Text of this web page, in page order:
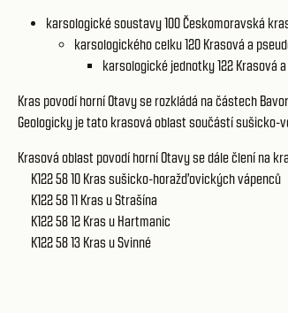
karsologické soustavy 100Českomoravská
karsologického celku 120 Krasová a
karsologické jednotky 122 Krasová
Kras povodí horní Otavy se rozkládá na částech
Geologicky je tato krasová oblast součástí sušicko-
Krasová oblast povodí horní Otavy se dále člení na
K122 58 10 Kras sušicko-horažďovických vápenců
K122 58 11 Kras u Strašína
K122 58 12 Kras u Hartmanic
K122 58 13 Kras u Svinné